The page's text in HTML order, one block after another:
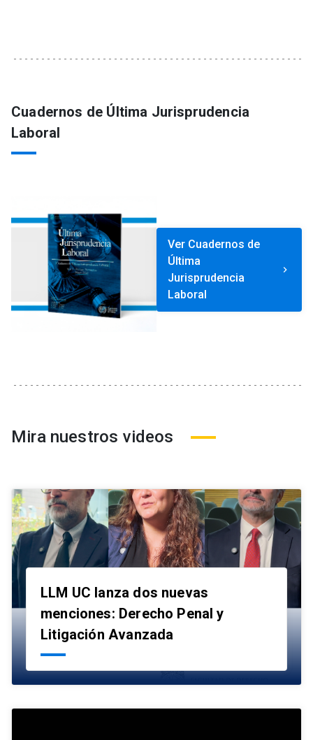
Cuadernos de Última Jurisprudencia
Laboral
Ver Cuadernos de
Última
Jurisprudencia
Laboral
keyboard_arrow_right
Mira nuestros videos
LLM UC lanza dos nuevas
menciones: Derecho Penal y
Litigación Avanzada